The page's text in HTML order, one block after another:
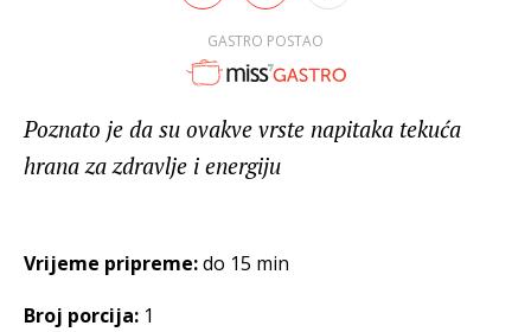
GASTRO POSTAO
Poznato je da su ovakve vrste napitaka tekuća
hrana za zdravlje i energiju
Vrijeme pripreme:do 15 min
Broj porcija: 1